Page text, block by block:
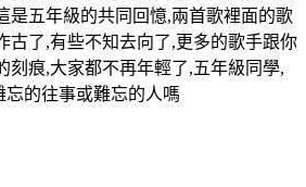
是五年級的共同回憶,兩首歌裡面的歌
古了,有些不知去向了,更多的歌手跟你
刻痕,大家都不再年輕了,五年級同學,
的往事或難忘的人嗎